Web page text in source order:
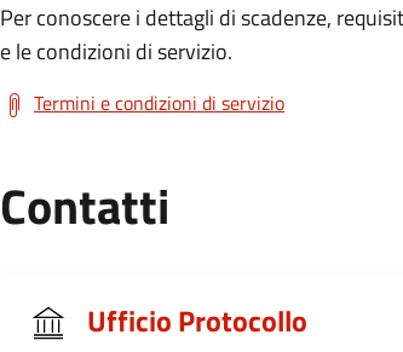
Per conoscere i dettagli di scadenze,
e le condizioni di servizio.
Termini e condizioni di servizio
Contatti
Ufficio Protocollo